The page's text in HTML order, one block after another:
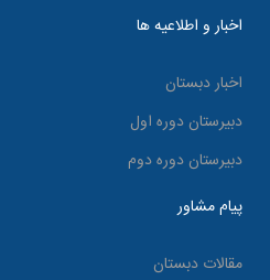
اخبار و اطلاعیه ها
اخبار دبستان
دبیرستان دوره اول
دبیرستان دوره دوم
پیام مشاور
مقالات دبستان